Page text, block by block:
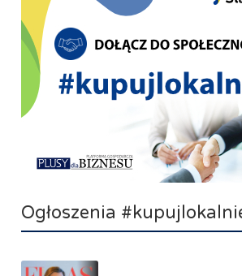
Ogłoszenia